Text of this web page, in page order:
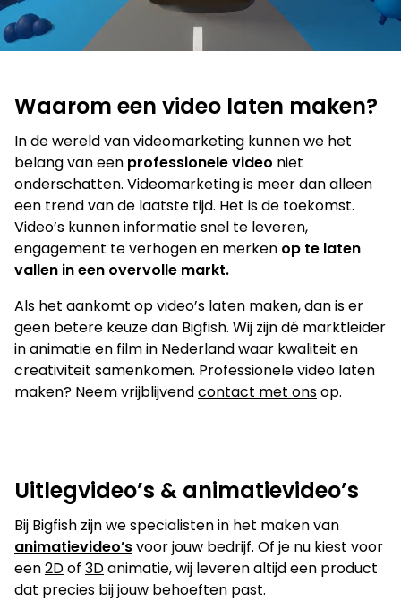
Op zoek naar een oplossing voor
Je kunt ook bellen of mailen
info@bigfish.nl 040 - 84 34 090
Eindhoven
Vonderweg 26
5616 RM, Eindhoven
040 - 84 34 090
Amsterdam
Boeing Avenue 245
1119 PD, Schiphol-Rijk
020 - 26 15 680
Waarom een video laten maken?
In de wereld van videomarketing kunnen we het
belang van een professionele video niet
onderschatten. Videomarketing is meer dan alleen
een trend van de laatste tijd. Het is de toekomst.
Video’s kunnen informatie snel te leveren,
engagement te verhogen en merken op te laten
vallen in een overvolle markt.
Als het aankomt op video’s laten maken, dan is er
geen betere keuze dan Bigfish. Wij zijn dé marktleider
in animatie en film in Nederland waar kwaliteit en
creativiteit samenkomen. Professionele video laten
maken? Neem vrijblijvendcontact met onsop.
Uitlegvideo’s & animatievideo’s
Bij Bigfish zijn we specialisten in het maken van
animatievideo’svoor jouw bedrijf. Of je nu kiest voor
een2Dof 3Danimatie, wij leveren altijd een product
dat precies bij jouw behoeften past.